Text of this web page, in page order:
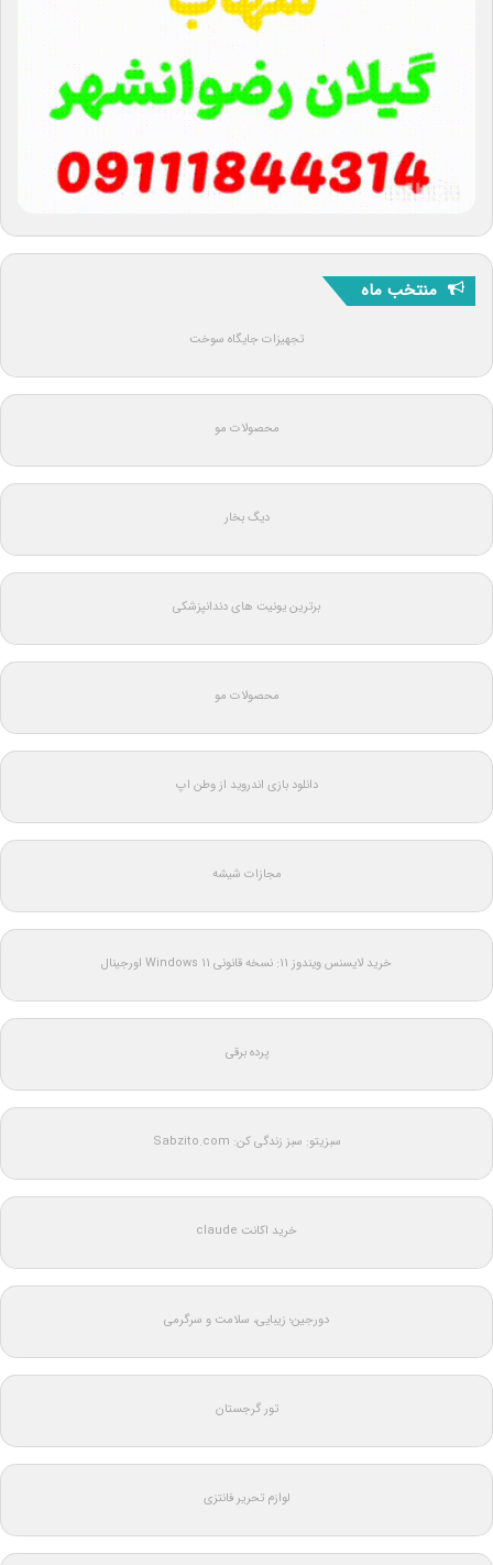
منتخب ماه
تجهیزات جایگاه سوخت
محصولات مو
دیگ بخار
برترین یونیت های دندانپزشکی
محصولات مو
دانلود بازی اندروید از وطن اپ
مجازات شیشه
خرید لایسنس ویندوز 11: نسخه قانونی Windows 11 اورجینال
پرده برقی
سبزیتو: سبز زندگی کن: Sabzito.com
خرید اکانت claude
دورجین؛ زیبایی، سلامت و سرگرمی
تور گرجستان
لوازم تحریر فانتزی